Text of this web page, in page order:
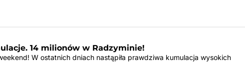
14 milionów w Radzyminie!
W ostatnich dniach nastąpiła prawdziwa kumulacja wysokich